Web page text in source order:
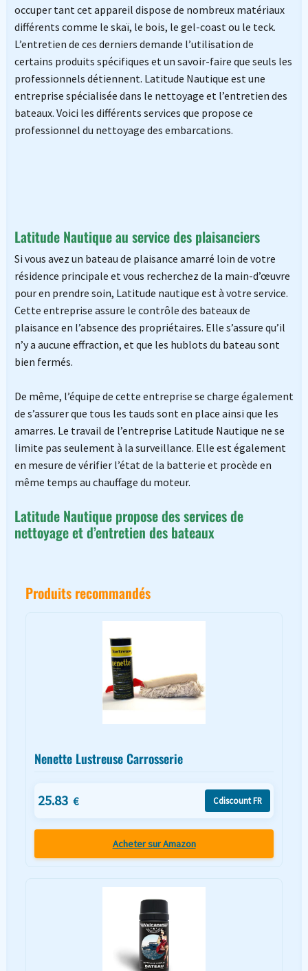
occuper tant cet appareil dispose de nombreux matériaux
différents comme le skaï, le bois, le gel-coast ou le teck.
L’entretien de ces derniers demande l’utilisation de
certains produits spécifiques et un savoir-faire que seuls les
professionnels détiennent. Latitude Nautique est une
entreprise spécialisée dans le nettoyage et l’entretien des
bateaux. Voici les différents services que propose ce
professionnel du nettoyage des embarcations.
Latitude Nautique au service des plaisanciers
Si vous avez un bateau de plaisance amarré loin de votre
résidence principale et vous recherchez de la main-d’œuvre
pour en prendre soin, Latitude nautique est à votre service.
Cette entreprise assure le contrôle des bateaux de
plaisance en l’absence des propriétaires. Elle s’assure qu’il
n’y a aucune effraction, et que les hublots du bateau sont
bien fermés.
De même, l’équipe de cette entreprise se charge également
de s’assurer que tous les tauds sont en place ainsi que les
amarres. Le travail de l’entreprise Latitude Nautique ne se
limite pas seulement à la surveillance. Elle est également
en mesure de vérifier l’état de la batterie et procède en
même temps au chauffage du moteur.
Latitude Nautique propose des services de
nettoyage et d’entretien des bateaux
Produits recommandés
Nenette Lustreuse Carrosserie
25.83 € Cdiscount FR
Acheter sur Amazon